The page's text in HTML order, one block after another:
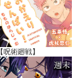
【呪術廻戦】